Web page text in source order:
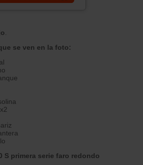
se ven en la foto:
S primera serie faro redondo